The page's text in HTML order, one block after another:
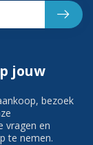
jouw
bezoek
vragen en
te nemen.